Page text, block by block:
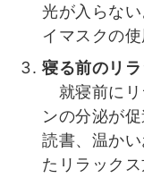
光が入らな
イマスクの使
寝る前のリ
就寝前にリ
ンの分泌が
読書、温か
たリラック